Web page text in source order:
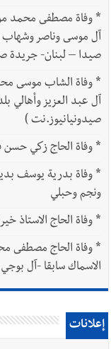
*
آل موسى وناصر وشهاب
صيدا – لبنان- جريدة
*
آل عبد العزيز وأهالي
صيدونيانيوز.نت )
*وفاة الحاج زكي حسن
*
ونجم وحبلي
*وفاة الحاج الاستاذ خير
*
الاسماك سابقا -آل
إعلانات